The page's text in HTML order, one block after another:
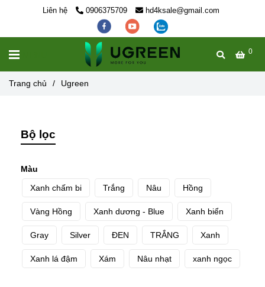
Liên hệ 0906375709 hd4ksale@gmail.com
0
Trang chủ / Ugreen
Bộ lọc
Màu
Xanh chấm bi
Trắng Nâu Hồng
Vàng Hồng Xanh dương - Blue Xanh biển
Gray Silver ĐEN TRẮNG Xanh
Xanh lá đậm Xám Nâu nhạt xanh ngọc